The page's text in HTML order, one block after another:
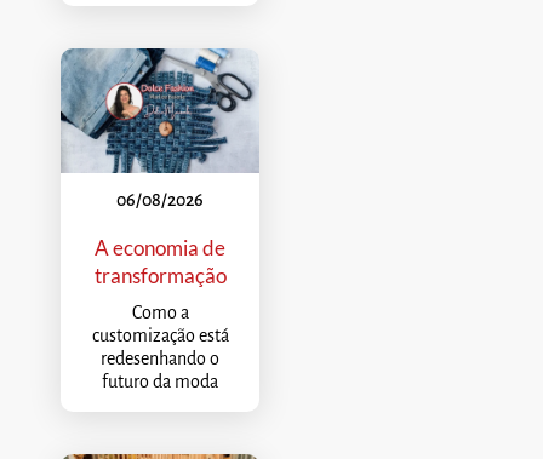
06/08/2026
A economia de
transformação
Como a
customização está
redesenhando o
futuro da moda